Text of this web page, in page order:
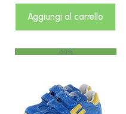
Aggiungi al carrello
-50%